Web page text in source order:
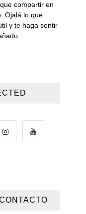
compartir en
Ojalá lo que
y te haga sentir